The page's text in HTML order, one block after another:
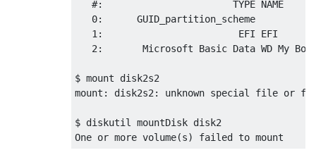
#:                       TYPE NAME
0:      GUID_partition_scheme
1:                        EFI EFI
2:       Microsoft Basic Data WD My
$ mount disk2s2
mount: disk2s2: unknown special file or
$ diskutil mountDisk disk2